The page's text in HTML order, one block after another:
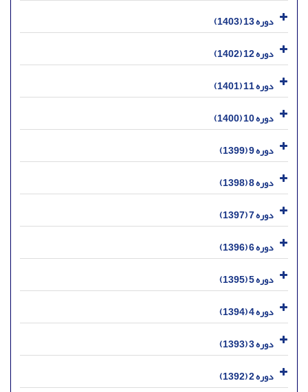
دوره 13 (1403)
دوره 12 (1402)
دوره 11 (1401)
دوره 10 (1400)
دوره 9 (1399)
دوره 8 (1398)
دوره 7 (1397)
دوره 6 (1396)
دوره 5 (1395)
دوره 4 (1394)
دوره 3 (1393)
دوره 2 (1392)